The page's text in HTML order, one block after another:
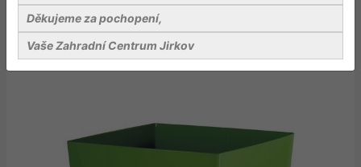
Plastové květináče a podmisky
Květináč COUBI SQUARE P s miskou olivový 24cm
Děkujeme za pochopení,
Vaše Zahradní Centrum Jirkov